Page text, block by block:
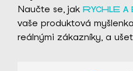
Naučte se, jak RYCHLE A
vaše produktová
reálnými zákazníky, a